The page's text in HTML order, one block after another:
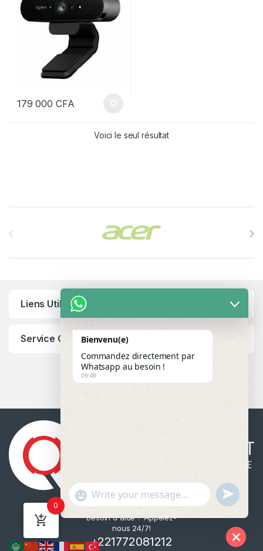
179 000 CFA
Voici le seul résultat
Liens Utiles
Service Client
Besoin d'aide ? Appelez-
nous 24/7!
+221772081212
0
Bienvenu(e)
Commandez directement par
Whatsapp au besoin !
09:49
"
+
c
a
WhatsApp Message
u
n
d